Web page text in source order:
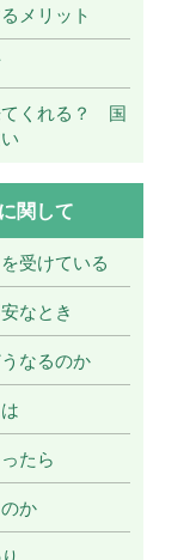
メリット
てくれる？ 国
関して
受けている
なとき
なるのか
たら
か